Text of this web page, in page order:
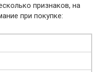
признаков, на
при покупке: